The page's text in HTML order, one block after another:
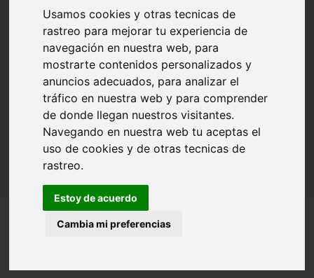
Usamos cookies y otras tecnicas de
rastreo para mejorar tu experiencia de
navegación en nuestra web, para
mostrarte contenidos personalizados y
anuncios adecuados, para analizar el
tráfico en nuestra web y para comprender
de donde llegan nuestros visitantes.
Navegando en nuestra web tu aceptas el
uso de cookies y de otras tecnicas de
rastreo.
Estoy de acuerdo
Cambia mi preferencias
Encuentra
compañía en
Morelos
ALQUILAR AMIGOS EN MORELOS
Inicio Amigos - Amigas Morelos